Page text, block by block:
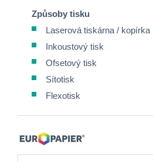
Způsoby tisku
Laserová tiskárna / kopírka
Inkoustový tisk
Ofsetový tisk
Sítotisk
Flexotisk